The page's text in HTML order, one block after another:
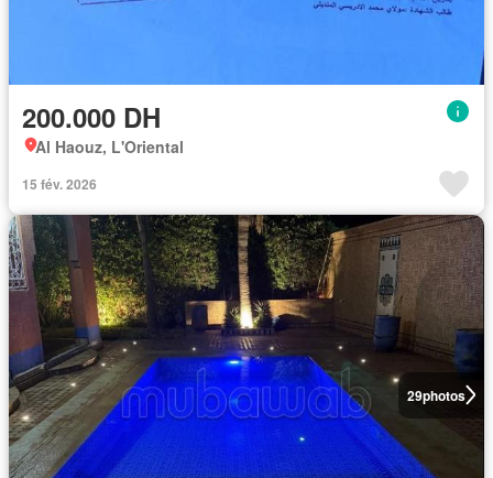
200.000 DH
Al Haouz, L'Oriental
15 fév. 2026
29photos